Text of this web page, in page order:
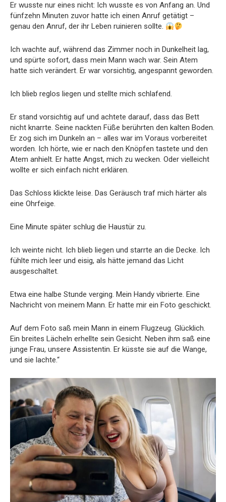
Er wusste nur eines nicht: Ich wusste es von Anfang an. Und
fünfzehn Minuten zuvor hatte ich einen Anruf getätigt –
genau den Anruf, der ihr Leben ruinieren sollte.
Ich wachte auf, während das Zimmer noch in Dunkelheit lag,
und spürte sofort, dass mein Mann wach war. Sein Atem
hatte sich verändert. Er war vorsichtig, angespannt geworden.
Ich blieb reglos liegen und stellte mich schlafend.
Er stand vorsichtig auf und achtete darauf, dass das Bett
nicht knarrte. Seine nackten Füße berührten den kalten Boden.
Er zog sich im Dunkeln an – alles war im Voraus vorbereitet
worden. Ich hörte, wie er nach den Knöpfen tastete und den
Atem anhielt. Er hatte Angst, mich zu wecken. Oder vielleicht
wollte er sich einfach nicht erklären.
Das Schloss klickte leise. Das Geräusch traf mich härter als
eine Ohrfeige.
Eine Minute später schlug die Haustür zu.
Ich weinte nicht. Ich blieb liegen und starrte an die Decke. Ich
fühlte mich leer und eisig, als hätte jemand das Licht
ausgeschaltet.
Etwa eine halbe Stunde verging. Mein Handy vibrierte. Eine
Nachricht von meinem Mann. Er hatte mir ein Foto geschickt.
Auf dem Foto saß mein Mann in einem Flugzeug. Glücklich.
Ein breites Lächeln erhellte sein Gesicht. Neben ihm saß eine
junge Frau, unsere Assistentin. Er küsste sie auf die Wange,
und sie lachte.“